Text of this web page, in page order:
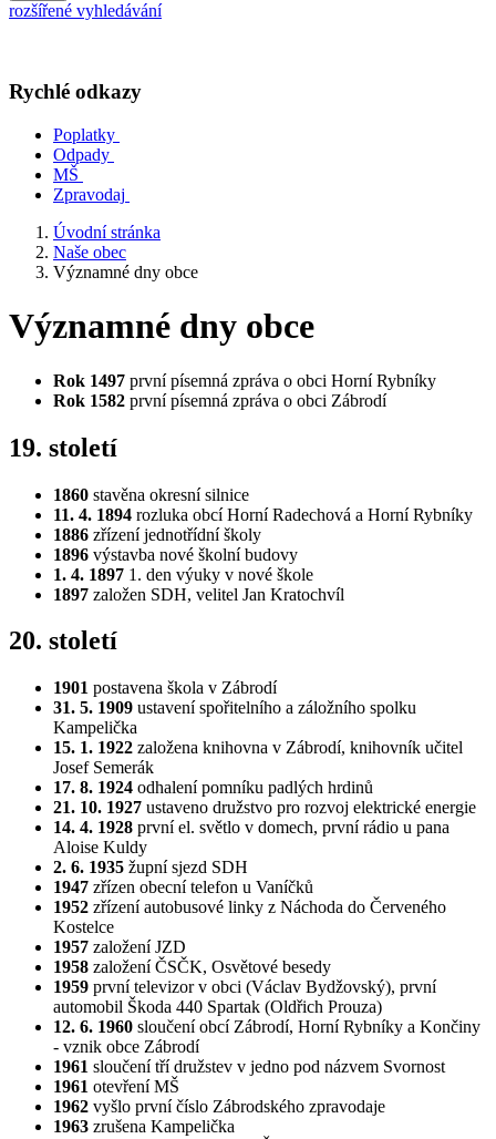
rozšířené vyhledávání
Rychlé odkazy
Poplatky
Odpady
MŠ
Zpravodaj
Úvodní stránka
Naše obec
Významné dny obce
Významné dny obce
Rok 1497 první písemná zpráva o obci Horní Rybníky
Rok 1582 první písemná zpráva o obci Zábrodí
19. století
1860 stavěna okresní silnice
11. 4. 1894 rozluka obcí Horní Radechová a Horní Rybníky
1886 zřízení jednotřídní školy
1896 výstavba nové školní budovy
1. 4. 1897 1. den výuky v nové škole
1897 založen SDH, velitel Jan Kratochvíl
20. století
1901 postavena škola v Zábrodí
31. 5. 1909 ustavení spořitelního a záložního spolku
Kampelička
15. 1. 1922 založena knihovna v Zábrodí, knihovník učitel
Josef Semerák
17. 8. 1924 odhalení pomníku padlých hrdinů
21. 10. 1927 ustaveno družstvo pro rozvoj elektrické energie
14. 4. 1928 první el. světlo v domech, první rádio u pana
Aloise Kuldy
2. 6. 1935 župní sjezd SDH
1947 zřízen obecní telefon u Vaníčků
1952 zřízení autobusové linky z Náchoda do Červeného
Kostelce
1957 založení JZD
1958 založení ČSČK, Osvětové besedy
1959 první televizor v obci (Václav Bydžovský), první
automobil Škoda 440 Spartak (Oldřich Prouza)
12. 6. 1960 sloučení obcí Zábrodí, Horní Rybníky a Končiny
- vznik obce Zábrodí
1961 sloučení tří družstev v jedno pod názvem Svornost
1961 otevření MŠ
1962 vyšlo první číslo Zábrodského zpravodaje
1963 zrušena Kampelička